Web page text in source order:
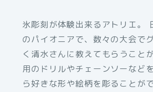
氷彫刻が体験出来るアトリエ。
のパイオニアで、数々の大会で
く清水さんに教えてもらうこと
用のドリルやチェーンソーなど
ら好きな形や絵柄を彫ることが